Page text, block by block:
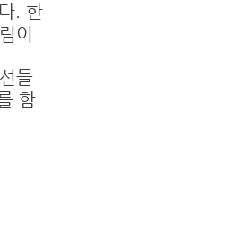
. 한
이
들
함